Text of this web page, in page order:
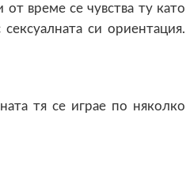
време се чувства ту като
си ориентация.
тя се играе по няколко